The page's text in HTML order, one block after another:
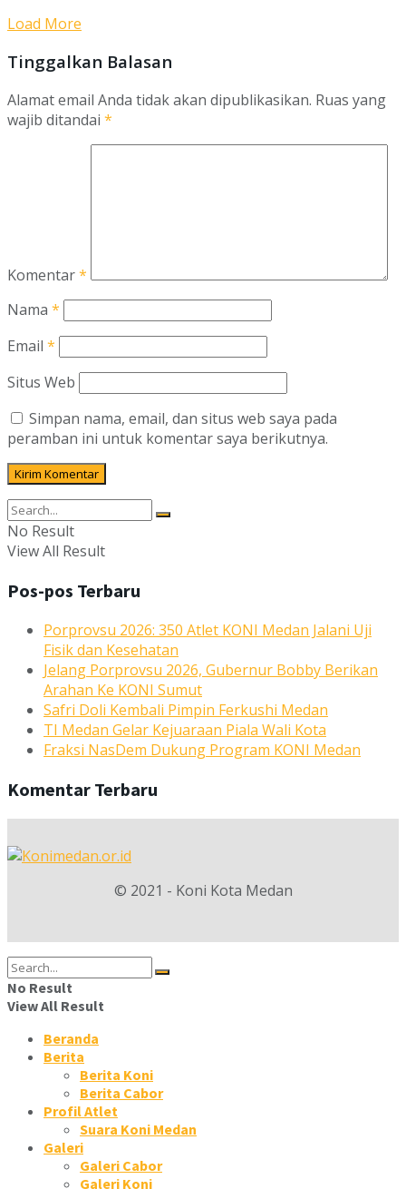
Load More
Tinggalkan Balasan
Alamat email Anda tidak akan dipublikasikan. Ruas yang
wajib ditandai *
Komentar*
Nama *
Email *
Situs Web
Simpan nama, email, dan situs web saya pada
peramban ini untuk komentar saya berikutnya.
No Result
View All Result
Pos-pos Terbaru
Porprovsu 2026: 350 Atlet KONI Medan Jalani Uji
Fisik dan Kesehatan
Jelang Porprovsu 2026, Gubernur Bobby Berikan
Arahan Ke KONI Sumut
Safri Doli Kembali Pimpin Ferkushi Medan
TI Medan Gelar Kejuaraan Piala Wali Kota
Fraksi NasDem Dukung Program KONI Medan
Komentar Terbaru
© 2021 - Koni Kota Medan
No Result
View All Result
Beranda
Berita
Berita Koni
Berita Cabor
Profil Atlet
Suara Koni Medan
Galeri
Galeri Cabor
Galeri Koni